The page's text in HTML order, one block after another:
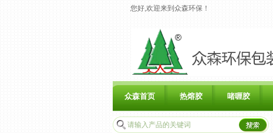
您好,欢迎来到众森环保！
众森首页 热熔胶 啫喱胶
联系众森